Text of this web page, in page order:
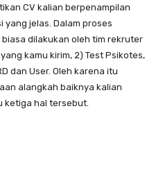
CV kalian berpenampilan
yang jelas. Dalam proses
dilakukan oleh tim rekruter
kamu kirim, 2) Test Psikotes,
dan User. Oleh karena itu
alangkah baiknya kalian
ketiga hal tersebut.